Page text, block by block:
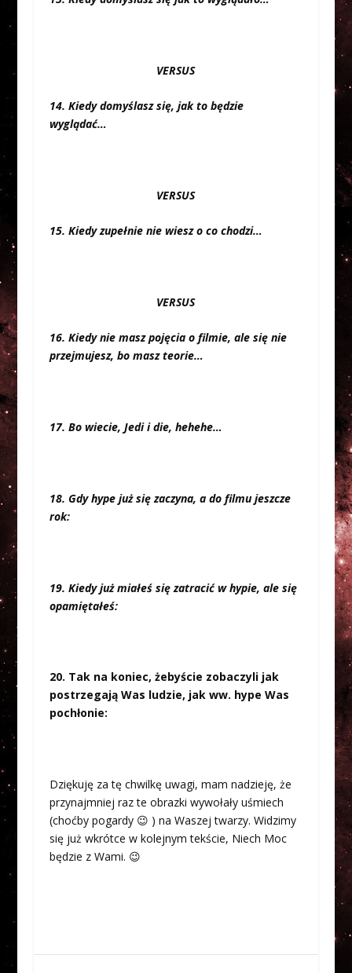
VERSUS
14. Kiedy domyślasz się, jak to będzie
wyglądać…
VERSUS
15. Kiedy zupełnie nie wiesz o co chodzi…
VERSUS
16. Kiedy nie masz pojęcia o filmie, ale się nie
przejmujesz, bo masz teorie…
17. Bo wiecie, Jedi i die, hehehe…
18. Gdy hype już się zaczyna, a do filmu jeszcze
rok:
19. Kiedy już miałeś się zatracić w hypie, ale się
opamiętałeś:
20. Tak na koniec, żebyście zobaczyli jak
postrzegają Was ludzie, jak ww. hype Was
pochłonie:
Dziękuję za tę chwilkę uwagi, mam nadzieję, że
przynajmniej raz te obrazki wywołały uśmiech
(choćby pogardy 😉 ) na Waszej twarzy. Widzimy
się już wkrótce w kolejnym tekście, Niech Moc
będzie z Wami. 😉